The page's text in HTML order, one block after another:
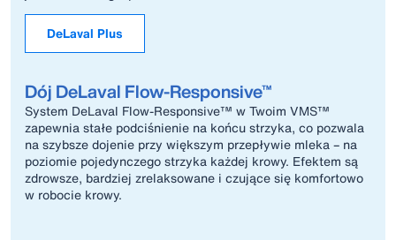
DeLaval Plus
Dój DeLaval Flow-Responsive™
System DeLaval Flow-Responsive™ w Twoim VMS™
zapewnia stałe podciśnienie na końcu strzyka, co pozwala
na szybsze dojenie przy większym przepływie mleka – na
poziomie pojedynczego strzyka każdej krowy. Efektem są
zdrowsze, bardziej zrelaksowane i czujące się komfortowo
w robocie krowy.